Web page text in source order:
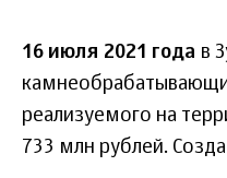
16 июля 2021 года в
реализуемого на
733 млн рублей.